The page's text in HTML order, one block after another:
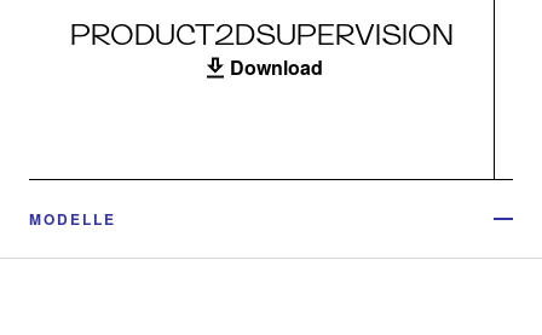
PRODUCT2DSUPERVISION
Download
MODELLE